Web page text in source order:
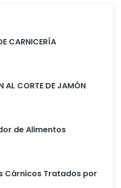
CARNICERÍA
AL CORTE DE JAMÓN
de Alimentos
Cárnicos Tratados por